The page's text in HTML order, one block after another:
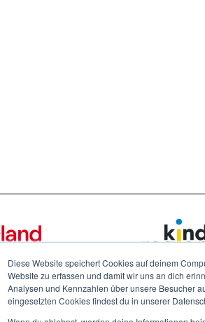
Diese Website speichert Cookies auf deinem
Website zu erfassen und damit wir uns an dich
Analysen und Kennzahlen über unsere Besucher
eingesetzten Cookies findest du in unserer